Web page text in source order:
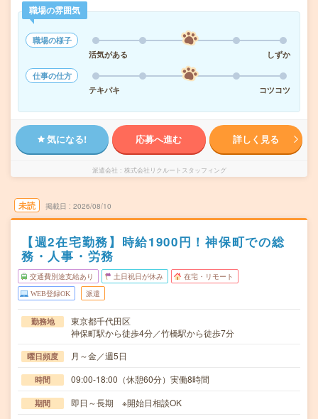
職場の雰囲気
職場の様子
活気がある
しずか
仕事の仕方
テキパキ
コツコツ
気になる! 応募へ進む 詳しく見る
派遣会社 株式会社リクルートスタッフィング
未読 掲載日 2026/08/10
【週2在宅勤務】時給1900円！神保町での総
務・人事・労務
交通費別途支給あり 土日祝日が休み 在宅・リモート
WEB登録OK 派遣
勤務地
東京都千代田区
神保町駅から徒歩4分／竹橋駅から徒歩7分
曜日頻度 月～金／週5日
時間 09:00-18:00（休憩60分）実働8時間
期間 即日～長期 ※開始日相談OK